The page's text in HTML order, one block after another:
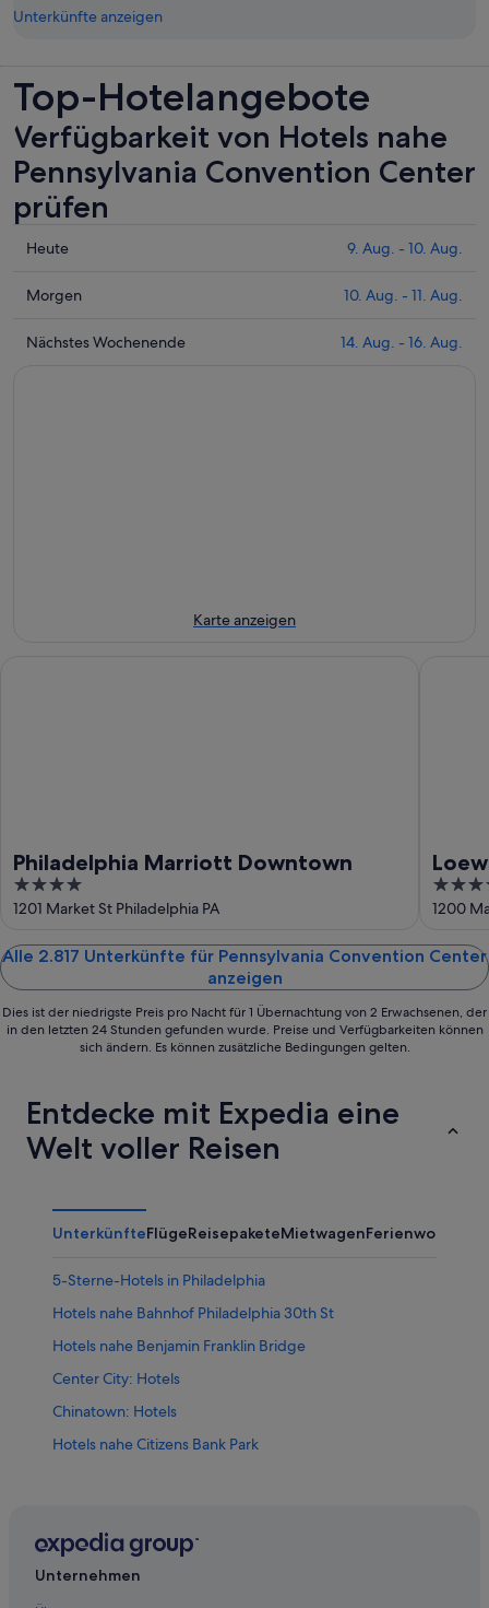
Unterkünfte anzeigen
Top-Hotelangebote
Verfügbarkeit von Hotels nahe
Pennsylvania Convention Center
prüfen
Prüfe
Preise
Pennsylvania
Heute 9. Aug. - 10. Aug.
Prüfe
Preise
Morgen 10. Aug. - 11. Aug.
Prüfe
Nächstes Wochenende 14. Aug. - 16. Aug.
Karte anzeigen
Philadelphia Marriott Downtown
4
out
5
1201 Market St Philadelphia PA
4
out
5
1200
Alle 2.817 Unterkünfte für Pennsylvania Convention Center
anzeigen
Dies ist der niedrigste Preis pro Nacht für 1 Übernachtung von 2 Erwachsenen, der
in den letzten 24 Stunden gefunden wurde. Preise und Verfügbarkeiten können
sich ändern. Es können zusätzliche Bedingungen gelten.
Entdecke mit Expedia eine
Welt voller Reisen
UnterkünfteFlügeReisepaketeMietwagen
5-Sterne-Hotels in Philadelphia
Hotels nahe Bahnhof Philadelphia 30th St
Hotels nahe Benjamin Franklin Bridge
Center City: Hotels
Chinatown: Hotels
Hotels nahe Citizens Bank Park
Hotels nahe Kimmel Center for the Performing Arts
Hotels nahe Liberty Bell Center
Unternehmen